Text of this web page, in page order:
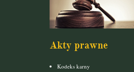
Akty prawne
Kodeks karny